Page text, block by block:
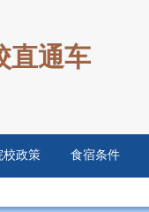
直通车
校政策 食宿条件